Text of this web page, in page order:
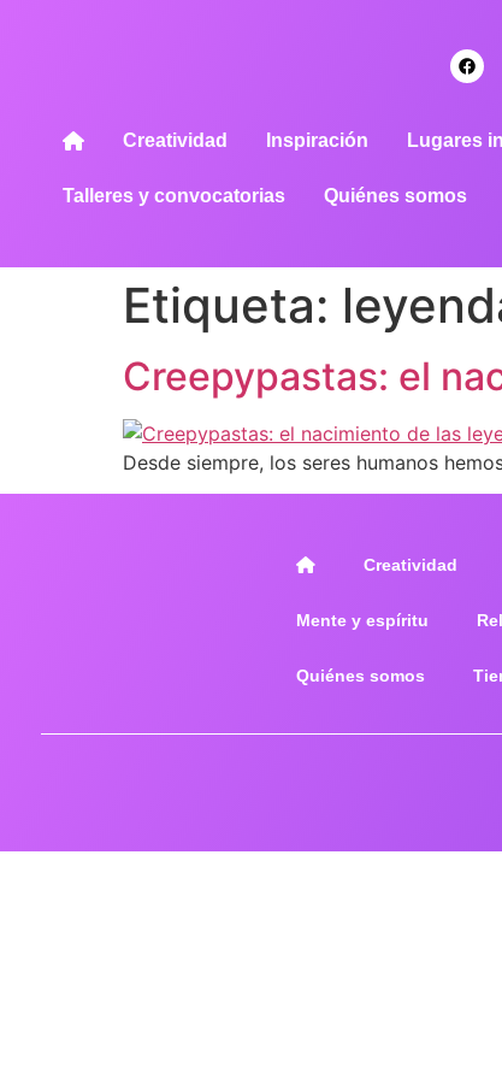
Creatividad Inspiración Lugares
Talleres y convocatorias Quiénes somos
Etiqueta:
Creepypastas: el
Desde siempre, los seres humanos
Creatividad
Mente y espíritu
Quiénes somos